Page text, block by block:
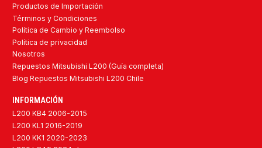
Productos de Importación
Términos y Condiciones
Política de Cambio y Reembolso
Política de privacidad
Nosotros
Repuestos Mitsubishi L200 (Guía completa)
Blog Repuestos Mitsubishi L200 Chile
INFORMACIÓN
L200 KB4 2006-2015
L200 KL1 2016-2019
L200 KK1 2020-2023